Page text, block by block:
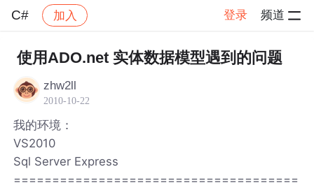
C# 加入 登录 频道
社区 C# 帖子详情
使用ADO.net 实体数据模型遇到的问题
zhw2ll
2010-10-22
我的环境：
VS2010
Sql Server Express
=====================================